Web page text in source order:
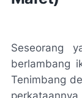
Seseorang
berlambang
Tenimbang